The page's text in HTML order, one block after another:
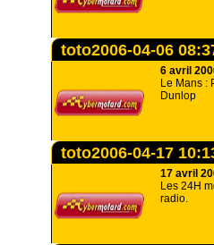
toto2006-04-06
6 avril
Le Mans :
Dunlop
toto2006-04-17
17 avril
Les 24H
radio.